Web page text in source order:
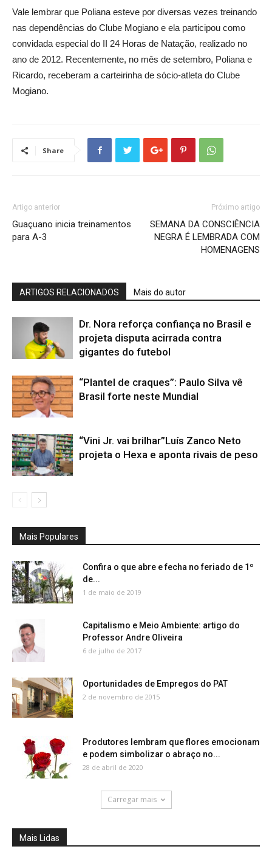
Vale lembrar que Poliana esteve por diversas vezes treinando
nas dependências do Clube Mogiano e ela participou como
convidada especial do II 24 Horas de Natação, realizado no
ano de 2012. Recentemente, no mês de setembro, Poliana e
Ricardo, receberam a carteirinha de sócio-atleta do Clube
Mogiano.
Share
Artigo anterior
Guaçuano inicia treinamentos
para A-3
Próximo artigo
SEMANA DA CONSCIÊNCIA
NEGRA É LEMBRADA COM
HOMENAGENS
ARTIGOS RELACIONADOS Mais do autor
Dr. Nora reforça confiança no Brasil e
projeta disputa acirrada contra
gigantes do futebol
“Plantel de craques”: Paulo Silva vê
Brasil forte neste Mundial
“Vini Jr. vai brilhar”Luís Zanco Neto
projeta o Hexa e aponta rivais de peso
Mais Populares
Confira o que abre e fecha no feriado de 1º
de...
1 de maio de 2019
Capitalismo e Meio Ambiente: artigo do
Professor Andre Oliveira
6 de julho de 2017
Oportunidades de Empregos do PAT
2 de novembro de 2015
Produtores lembram que flores emocionam
e podem simbolizar o abraço no...
28 de abril de 2020
Carregar mais
Mais Lidas